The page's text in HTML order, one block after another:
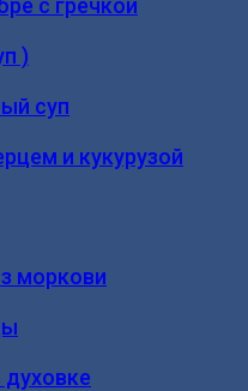
с гречкой
)
суп
и кукурузой
моркови